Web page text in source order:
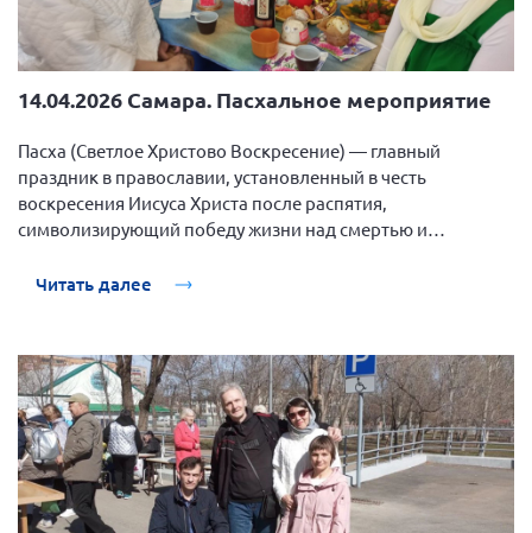
14.04.2026 Самара. Пасхальное мероприятие
Пасха (Светлое Христово Воскресение) — главный
праздник в православии, установленный в честь
воскресения Иисуса Христа после распятия,
символизирующий победу жизни над смертью и
Читать далее